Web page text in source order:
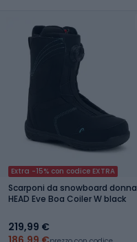
Extra -15% con codice EXTRA
Scarponi da snowboard donna
HEAD Eve Boa Coiler W black
219,99 €